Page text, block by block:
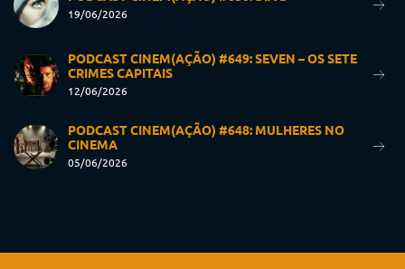
19/06/2026
PODCAST CINEM(AÇÃO) #649: SEVEN – OS SETE
CRIMES CAPITAIS
12/06/2026
PODCAST CINEM(AÇÃO) #648: MULHERES NO
CINEMA
05/06/2026